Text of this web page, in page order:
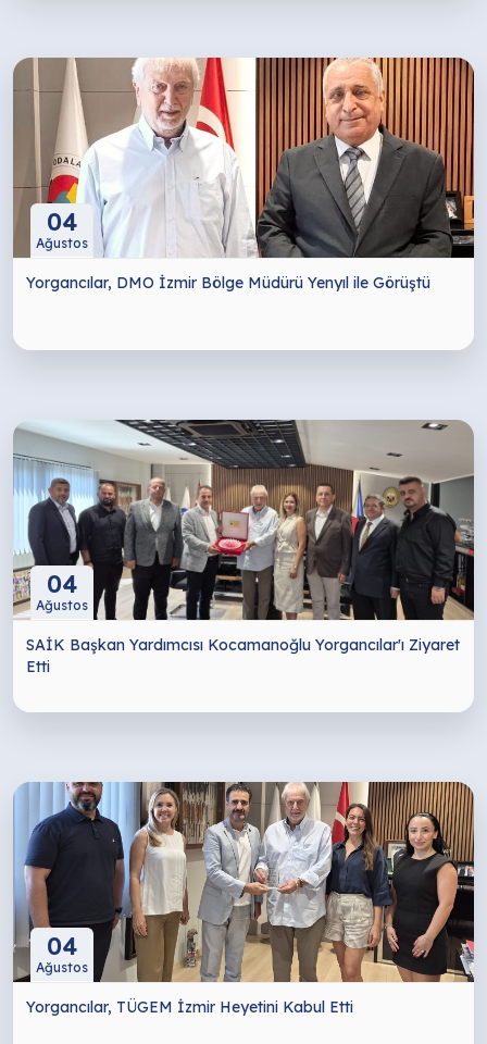
04
Ağustos
Yorgancılar, DMO İzmir Bölge Müdürü Yenyıl ile Görüştü
04
Ağustos
SAİK Başkan Yardımcısı Kocamanoğlu Yorgancılar'ı Ziyaret
Etti
04
Ağustos
Yorgancılar, TÜGEM İzmir Heyetini Kabul Etti